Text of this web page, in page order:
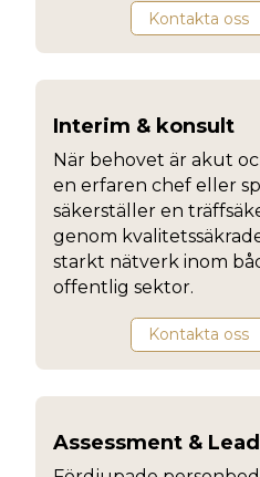
Kontakta oss
Interim & konsult
När behovet är akut
en erfaren chef eller
säkerställer en
genom
starkt nätverk inom
offentlig sektor.
Kontakta oss
Assessment &